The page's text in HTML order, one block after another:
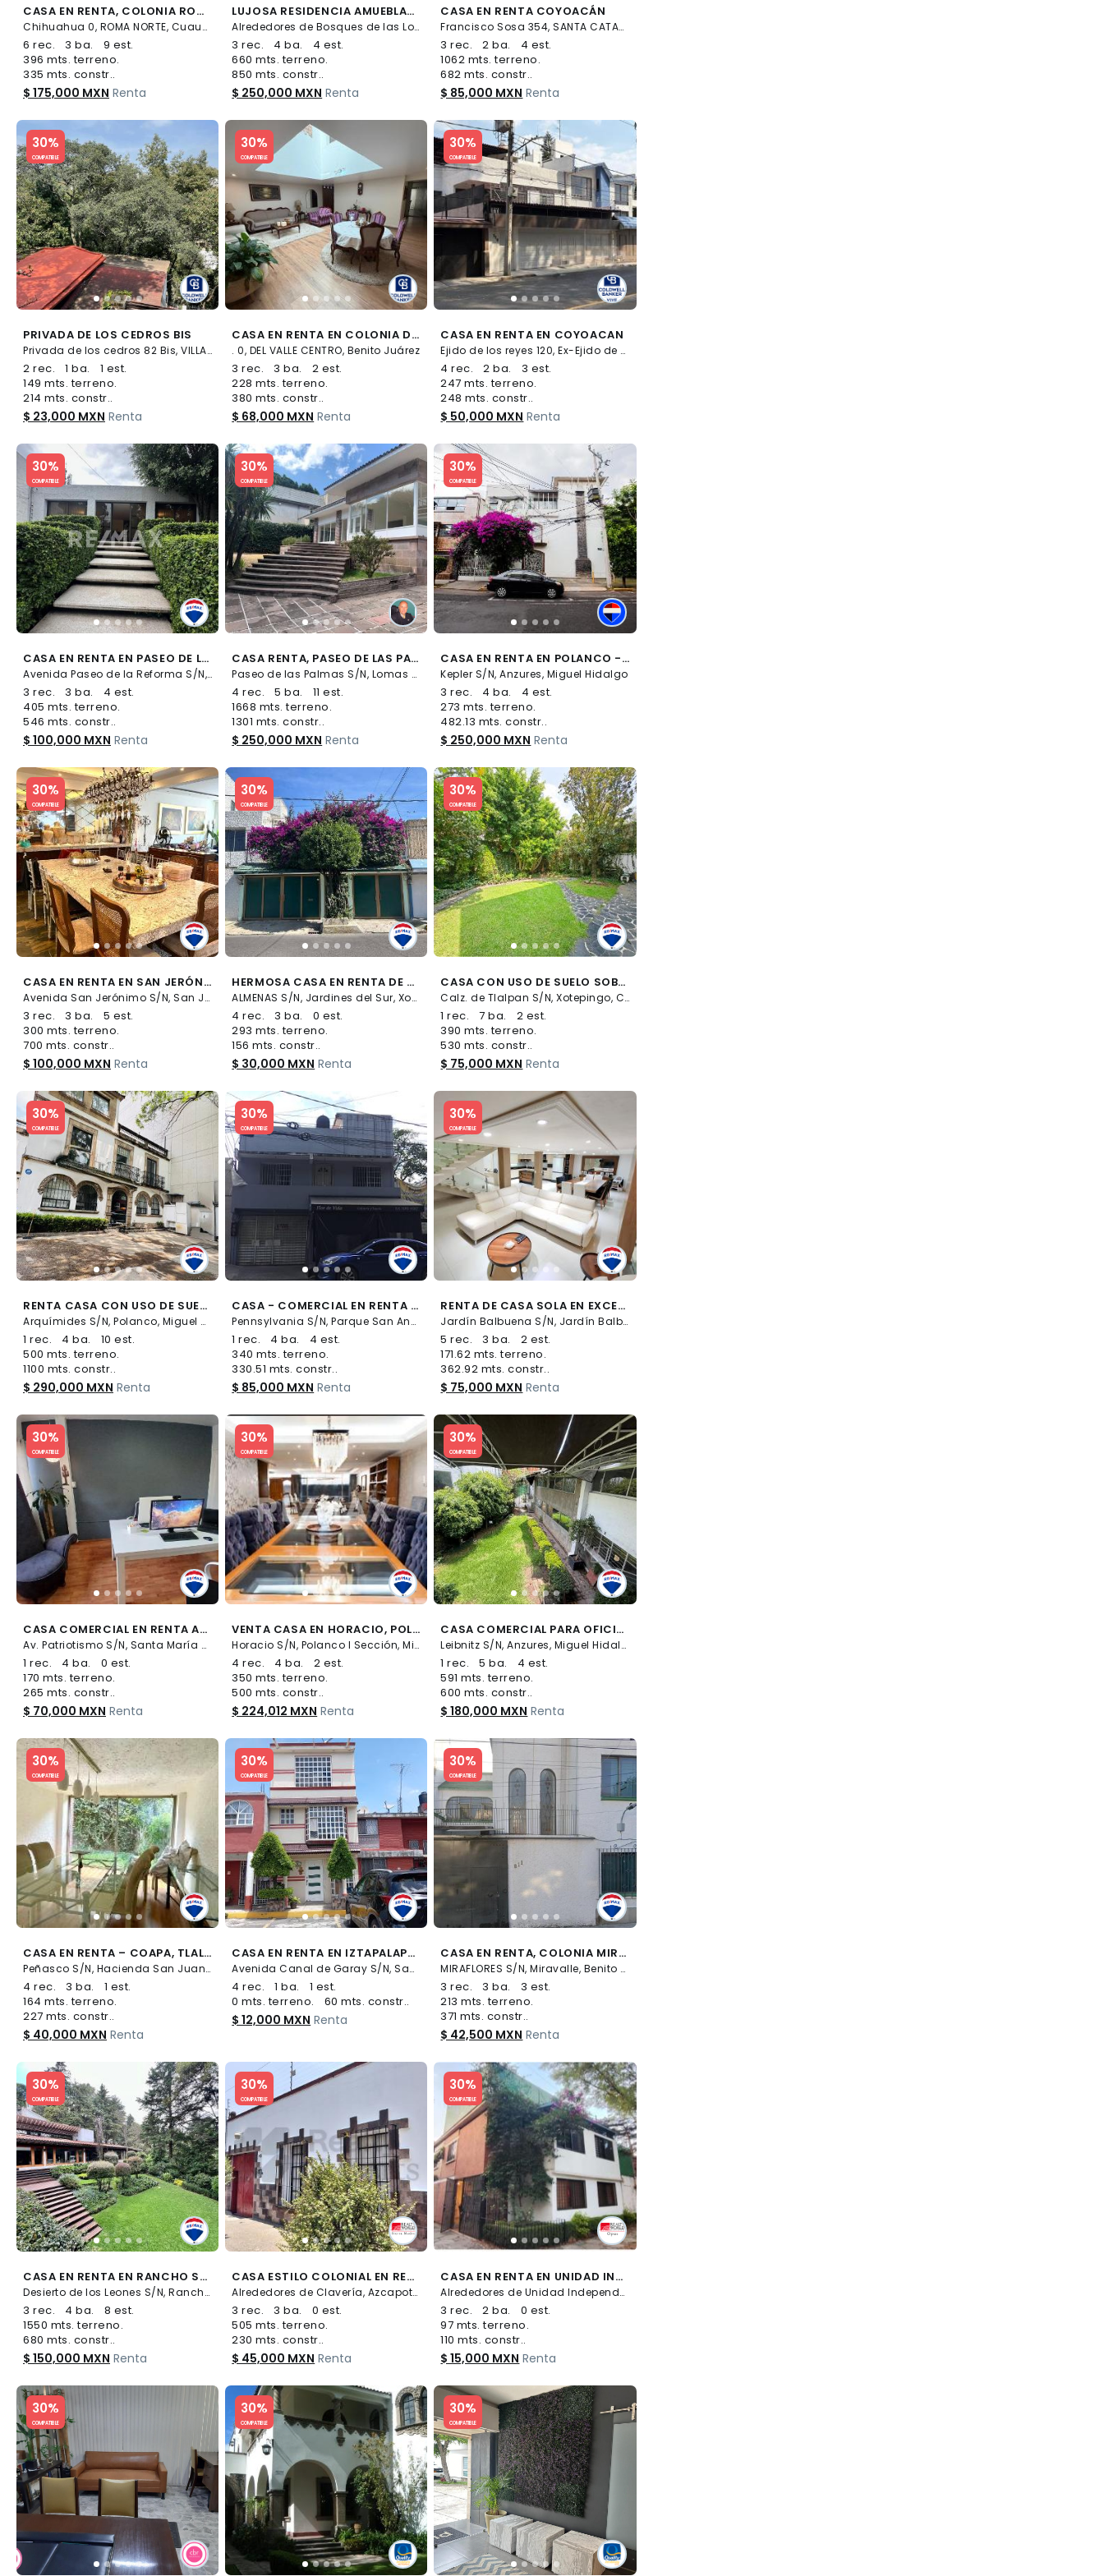
CASA EN RENTA, COLONIA ROMA NORTE
Chihuahua 0, ROMA NORTE, Cuauhtémoc
6 rec. 3 ba.
9 est.
396 mts. terreno.
335 mts. constr..
$ 175,000 MXN Renta
LUJOSA RESIDENCIA AMUEBLADA EN ZONA ESTRATÉGICA DE BOSQUES DE LAS LOMAS
Alrededores de Bosques de las Lomas, Cuajimalpa de Morelos
3 rec. 4 ba.
4 est.
660 mts. terreno.
850 mts. constr..
$ 250,000 MXN Renta
CASA EN RENTA COYOACÁN
Francisco Sosa 354, SANTA CATARINA, Coyoacán
3 rec. 2 ba.
4 est.
1062 mts. terreno.
682 mts. constr..
$ 85,000 MXN Renta
30%
COMPATIBLE
Slide 1 of 5
PRIVADA DE LOS CEDROS BIS
Privada de los cedros 82 Bis, VILLA VERDÚN, Álvaro Obregón
2 rec. 1 ba.
1 est.
149 mts. terreno.
214 mts. constr..
$ 23,000 MXN Renta
30%
COMPATIBLE
Slide 1 of 5
CASA EN RENTA EN COLONIA DEL VALLE CENTRO
. 0, DEL VALLE CENTRO, Benito Juárez
3 rec. 3 ba.
2 est.
228 mts. terreno.
380 mts. constr..
$ 68,000 MXN Renta
30%
COMPATIBLE
Slide 1 of 5
CASA EN RENTA EN COYOACAN
Ejido de los reyes 120, Ex-Ejido de San Francisco Culhuacán, Coyoacán
4 rec. 2 ba.
3 est.
247 mts. terreno.
248 mts. constr..
$ 50,000 MXN Renta
30%
COMPATIBLE
Slide 1 of 5
CASA EN RENTA EN PASEO DE LA REFORMA 679354 - (34)
Avenida Paseo de la Reforma S/N, Lomas de Reforma, Miguel Hidalgo
3 rec. 3 ba.
4 est.
405 mts. terreno.
546 mts. constr..
$ 100,000 MXN Renta
30%
COMPATIBLE
Slide 1 of 5
CASA RENTA, PASEO DE LAS PALMAS, LOMAS DE CHAPULTEPEC - (34)
Paseo de las Palmas S/N, Lomas de Chapultepec, Miguel Hidalgo
4 rec. 5 ba.
11 est.
1668 mts. terreno.
1301 mts. constr..
$ 250,000 MXN Renta
30%
COMPATIBLE
Slide 1 of 5
CASA EN RENTA EN POLANCO - (34)
Kepler S/N, Anzures, Miguel Hidalgo
3 rec. 4 ba.
4 est.
273 mts. terreno.
482.13 mts. constr..
$ 250,000 MXN Renta
30%
COMPATIBLE
Slide 1 of 5
CASA EN RENTA EN SAN JERÓNIMO LÍDICE - (34)
Avenida San Jerónimo S/N, San Jerónimo Lídice, La Magdalena Contreras
3 rec. 3 ba.
5 est.
300 mts. terreno.
700 mts. constr..
$ 100,000 MXN Renta
30%
COMPATIBLE
Slide 1 of 5
HERMOSA CASA EN RENTA DE 4 RECÁMARAS EN JARDINES DEL SUR - (34)
ALMENAS S/N, Jardines del Sur, Xochimilco
4 rec. 3 ba.
0 est.
293 mts. terreno.
156 mts. constr..
$ 30,000 MXN Renta
30%
COMPATIBLE
Slide 1 of 5
CASA CON USO DE SUELO SOBRE TLALPAN DE 530 M2 - (34)
Calz. de Tlalpan S/N, Xotepingo, Coyoacán
1 rec. 7 ba.
2 est.
390 mts. terreno.
530 mts. constr..
$ 75,000 MXN Renta
30%
COMPATIBLE
Slide 1 of 5
RENTA CASA CON USO DE SUELO POLANCO - (34)
Arquímides S/N, Polanco, Miguel Hidalgo
1 rec. 4 ba.
10 est.
500 mts. terreno.
1100 mts. constr..
$ 290,000 MXN Renta
30%
COMPATIBLE
Slide 1 of 5
CASA - COMERCIAL EN RENTA - (34)
Pennsylvania S/N, Parque San Andrés, Coyoacán
1 rec. 4 ba.
4 est.
340 mts. terreno.
330.51 mts. constr..
$ 85,000 MXN Renta
30%
COMPATIBLE
Slide 1 of 5
RENTA DE CASA SOLA EN EXCELENTE UBICACIÓN EN LA CIUDAD DE MÉXICO, JARDÍN BALBUENA...CLAVE 6097 - (34)
Jardín Balbuena S/N, Jardín Balbuena, Venustiano Carranza
5 rec. 3 ba.
2 est.
171.62 mts. terreno.
362.92 mts. constr..
$ 75,000 MXN Renta
30%
COMPATIBLE
Slide 1 of 5
CASA COMERCIAL EN RENTA AV PATRIOTISMO - (34)
Av. Patriotismo S/N, Santa María Nonoalco, Benito Juárez
1 rec. 4 ba.
0 est.
170 mts. terreno.
265 mts. constr..
$ 70,000 MXN Renta
30%
COMPATIBLE
Slide 1 of 5
VENTA CASA EN HORACIO, POLANCO SECCIÓN I, ALCALDÍA MIGUEL HIDALGO, CDMX - (34)
Horacio S/N, Polanco I Sección, Miguel Hidalgo
4 rec. 4 ba.
2 est.
350 mts. terreno.
500 mts. constr..
$ 224,012 MXN Renta
30%
COMPATIBLE
Slide 1 of 5
CASA COMERCIAL PARA OFICINAS EN RENTA EN CALLE LEIBNITZ EN COLONIA ANZURES - (34)
Leibnitz S/N, Anzures, Miguel Hidalgo
1 rec. 5 ba.
4 est.
591 mts. terreno.
600 mts. constr..
$ 180,000 MXN Renta
30%
COMPATIBLE
Slide 1 of 5
CASA EN RENTA – COAPA, TLALPAN - (34)
Peñasco S/N, Hacienda San Juan, Tlalpan
4 rec. 3 ba.
1 est.
164 mts. terreno.
227 mts. constr..
$ 40,000 MXN Renta
30%
COMPATIBLE
Slide 1 of 5
CASA EN RENTA EN IZTAPALAPA - (34)
Avenida Canal de Garay S/N, San Nicolás Tolentino, Iztapalapa
4 rec. 1 ba.
1 est.
0 mts. terreno.
60 mts. constr..
$ 12,000 MXN Renta
30%
COMPATIBLE
Slide 1 of 5
CASA EN RENTA, COLONIA MIRAVALLE - (34)
MIRAFLORES S/N, Miravalle, Benito Juárez
3 rec. 3 ba.
3 est.
213 mts. terreno.
371 mts. constr..
$ 42,500 MXN Renta
30%
COMPATIBLE
Slide 1 of 5
CASA EN RENTA EN RANCHO SAN FRANCISCO ALVARO OBREGON - (34)
Desierto de los Leones S/N, Rancho San Francisco Pueblo San Bartolo Ameyalco, Álvaro Obregón
3 rec. 4 ba.
8 est.
1550 mts. terreno.
680 mts. constr..
$ 150,000 MXN Renta
30%
COMPATIBLE
Slide 1 of 5
CASA ESTILO COLONIAL EN RENTA . COLONIA CLAVERIA, TERRENO DE 505 METROS. IDEAL PARA OFICINA DISCRETA
Alrededores de Clavería, Azcapotzalco
3 rec. 3 ba.
0 est.
505 mts. terreno.
230 mts. constr..
$ 45,000 MXN Renta
30%
COMPATIBLE
Slide 1 of 5
CASA EN RENTA EN UNIDAD INDEPENDENCIA
Alrededores de Unidad Independencia IMSS, La Magdalena Contreras
3 rec. 2 ba.
0 est.
97 mts. terreno.
110 mts. constr..
$ 15,000 MXN Renta
30%
COMPATIBLE
Slide 1 of 5
30%
COMPATIBLE
Slide 1 of 5
30%
COMPATIBLE
Slide 1 of 5